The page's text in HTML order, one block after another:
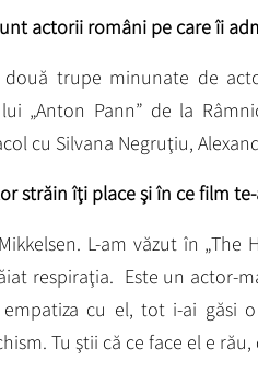
actorii români pe care îi
două trupe minunate de
„Anton Pann” de la
cu Silvana Negruţiu,
străin îţi place şi în ce film
L-am văzut în
respiraţia. Este un actor-
cu el, tot i-ai găsi
Tu ştii că ce face el e